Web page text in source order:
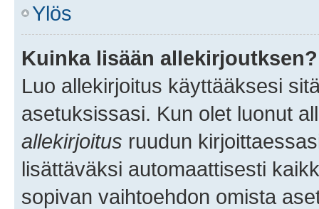
Ylös
Kuinka lisään allekirjoutksen?
Luo allekirjoitus käyttääksesi
asetuksissasi. Kun olet luonut
allekirjoitus ruudun
lisättäväksi automaattisesti
sopivan vaihtoehdon omista